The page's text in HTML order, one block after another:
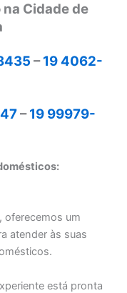
Cidade de
–19 4062-
–19 99979-
, oferecemos um
atender às suas
está pronta